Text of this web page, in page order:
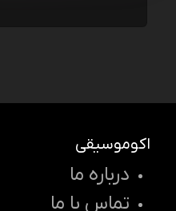
اکوموسیقی
درباره ما
تماس با ما